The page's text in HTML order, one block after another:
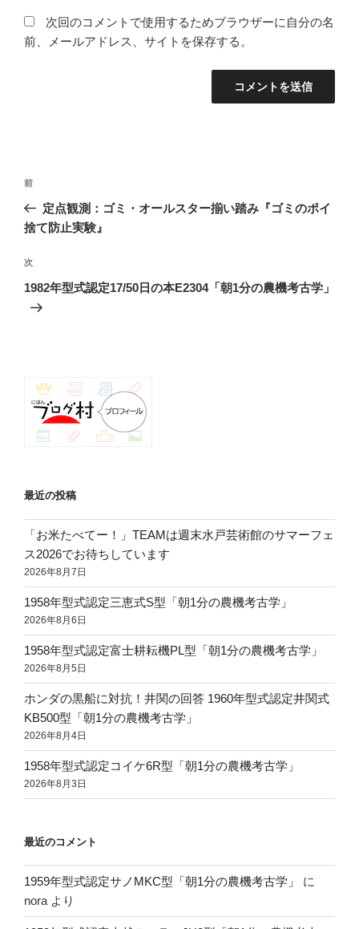
次回のコメントで使用するためブラウザーに自分の名
前、メールアドレス、サイトを保存する。
投
ナ
ゲ
ー
シ
前
の
投
前
定点観測：ゴミ・オールスター揃い踏み『ゴミのポイ
捨て防止実験』
次
の
次
1982年型式認定17/50日の本E2304「朝1分の農機考古学」
最近の投稿
「お米たべてー！」TEAMは週末水戸芸術館のサマーフェ
ス2026でお待ちしています
2026年8月7日
1958年型式認定三恵式S型「朝1分の農機考古学」
2026年8月6日
1958年型式認定富士耕耘機PL型「朝1分の農機考古学」
2026年8月5日
ホンダの黒船に対抗！井関の回答 1960年型式認定井関式
KB500型「朝1分の農機考古学」
2026年8月4日
1958年型式認定コイケ6R型「朝1分の農機考古学」
2026年8月3日
最近のコメント
1959年型式認定サノMKC型「朝1分の農機考古学」
に
nora より